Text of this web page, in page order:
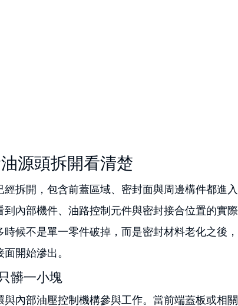
源頭拆開看清楚
拆開，包含前蓋區域、密封面與周邊構件都進入
內部機件、油路控制元件與密封接合位置的實際
候不是單一零件破掉，而是密封材料老化之後，
開始滲出。
髒一小塊
內部油壓控制機構參與工作。當前端蓋板或相關